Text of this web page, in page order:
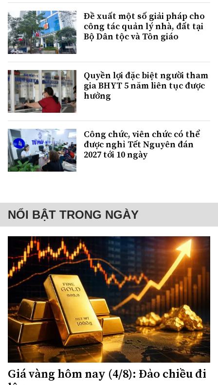
Đề xuất một số giải pháp cho
công tác quản lý nhà, đất tại
Bộ Dân tộc và Tôn giáo
Quyền lợi đặc biệt người tham
gia BHYT 5 năm liên tục được
hưởng
Công chức, viên chức có thể
được nghỉ Tết Nguyên đán
2027 tới 10 ngày
NỔI BẬT TRONG NGÀY
Giá vàng hôm nay (4/8): Đảo chiều đi